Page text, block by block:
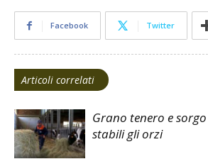
Facebook Twitter
Articoli correlati
Grano tenero e
stabili gli orzi